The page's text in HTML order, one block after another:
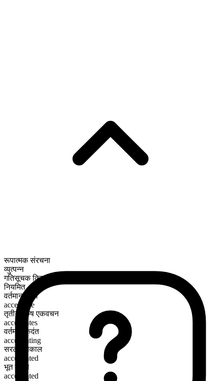
रूपात्मक संरचना
व्युत्पन्न
गतिसूचक क्रिया
नियमित
वर्तमान काल
accelerate
तृतीय पुरुष एकवचन
accelerates
वर्तमान कृदंत
accelerating
सरल भूतकाल
accelerated
भूत कृदंत
accelerated